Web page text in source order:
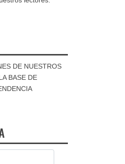
DE NUESTROS
BASE DE